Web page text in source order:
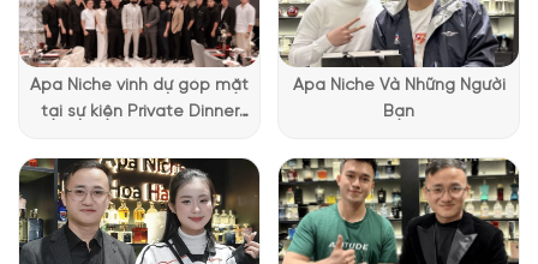
Mùi hươngGuilty Pour Femme Intense sexy, bí ẩn
Apa Niche vinh dự góp mặt
tại sự kiện Private Dinner
Vietnam
Apa Niche Và Những Người
Bạn